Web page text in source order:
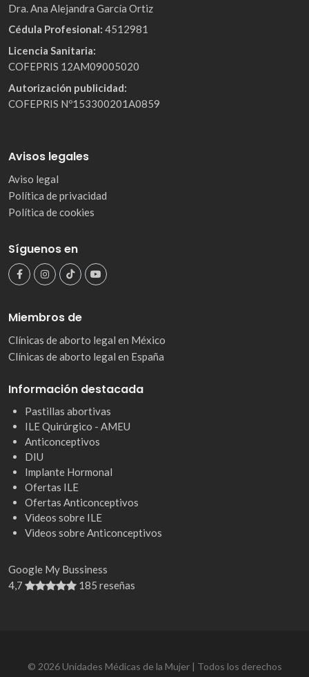
Dra. Ana Alejandra García Ortiz
Cédula Profesional: 4512981
Licencia Sanitaria:
COFEPRIS 12AM09005020
Autorización publicidad:
COFEPRIS Nº153300201A0859
Avisos legales
Aviso legal
Política de privacidad
Política de cookies
Síguenos en
Miembros de
Clínicas de aborto legal en México
Clínicas de aborto legal en España
Información destacada
Pastillas abortivas
ILE Quirúrgico - AMEU
Anticonceptivos
DIU
Implante Hormonal
Ofertas ILE
Ofertas Anticonceptivos
Videos sobre ILE
Videos sobre Anticonceptivos
Google My Bussiness
4,7
185 reseñas
© 2026 Unidades Médicas de la Mujer | Todos los derechos